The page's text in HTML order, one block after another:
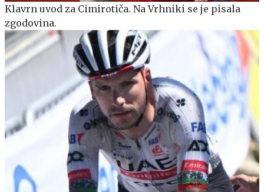
Klavrn uvod za Cimirotiča. Na Vrhniki se je pisala
zgodovina.